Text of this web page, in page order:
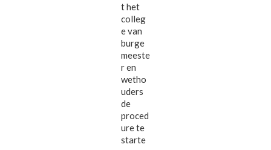
t het
colleg
e van
burge
meeste
r en
wetho
uders
de
proced
ure te
starte